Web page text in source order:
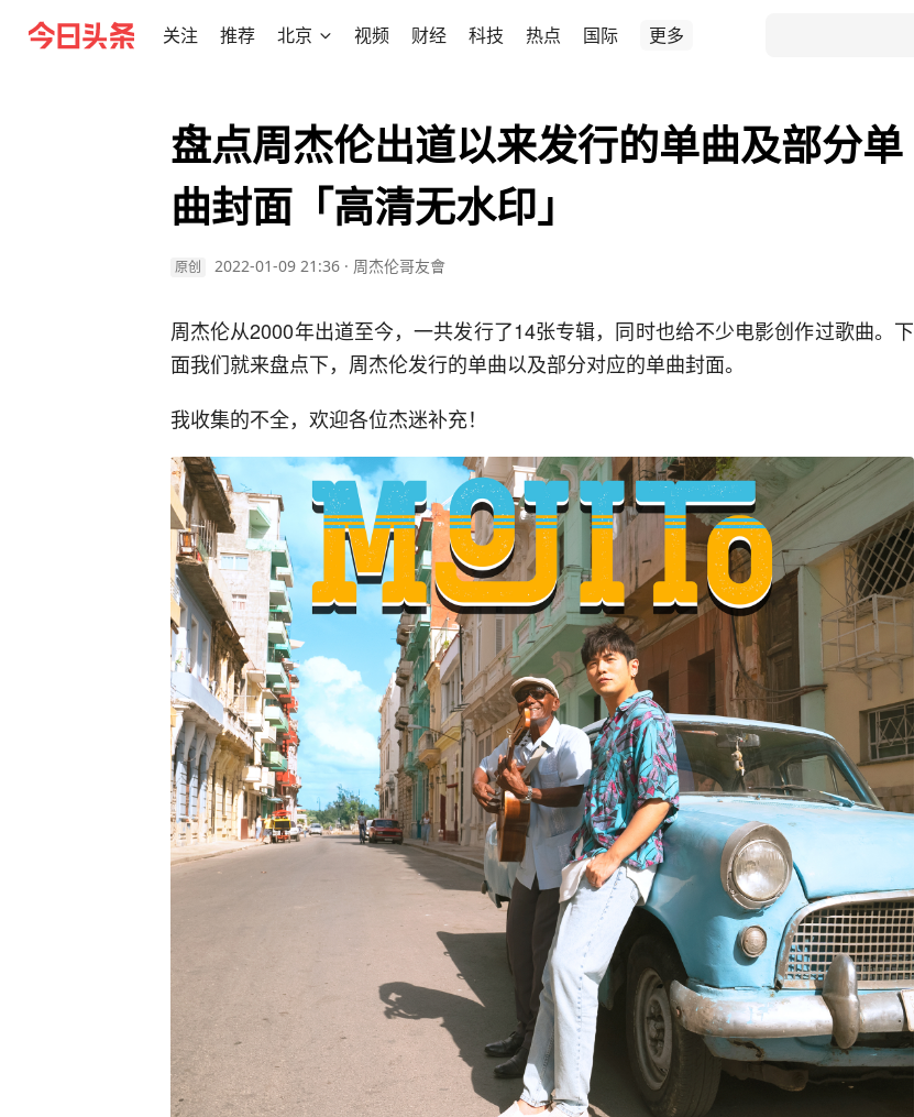
关注 推荐 北京 视频 财经 科技 热点 国际 更多
盘点周杰伦出道以来发行的单曲及部分单
曲封面「高清无水印」
原创 2022-01-09 21:36 · 周杰伦哥友會
周杰伦从2000年出道至今，一共发行了14张专辑，同时也给不少电影创作过歌曲。下
面我们就来盘点下，周杰伦发行的单曲以及部分对应的单曲封面。
我收集的不全，欢迎各位杰迷补充！